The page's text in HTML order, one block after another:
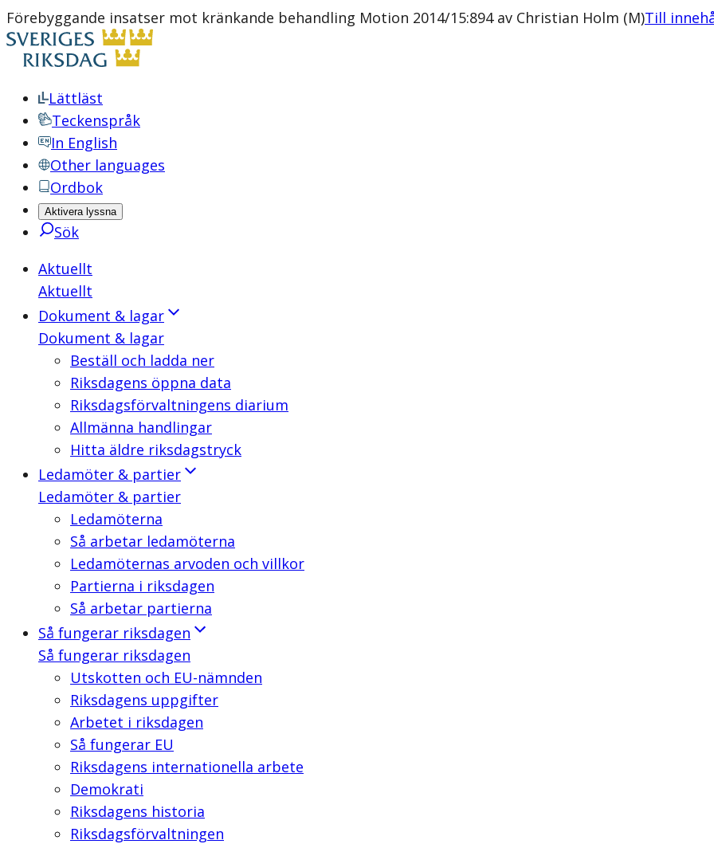
Förebyggande insatser mot kränkande behandling Motion 2014/15:894 av Christian Holm (M)Till
Lättläst
Teckenspråk
In English
Other languages
Ordbok
Aktivera lyssna
Sök
Aktuellt
Aktuellt
Dokument & lagar
Dokument & lagar
Beställ och ladda ner
Riksdagens öppna data
Riksdagsförvaltningens diarium
Allmänna handlingar
Hitta äldre riksdagstryck
Ledamöter & partier
Ledamöter & partier
Ledamöterna
Så arbetar ledamöterna
Ledamöternas arvoden och villkor
Partierna i riksdagen
Så arbetar partierna
Så fungerar riksdagen
Så fungerar riksdagen
Utskotten och EU-nämnden
Riksdagens uppgifter
Arbetet i riksdagen
Så fungerar EU
Riksdagens internationella arbete
Demokrati
Riksdagens historia
Riksdagsförvaltningen